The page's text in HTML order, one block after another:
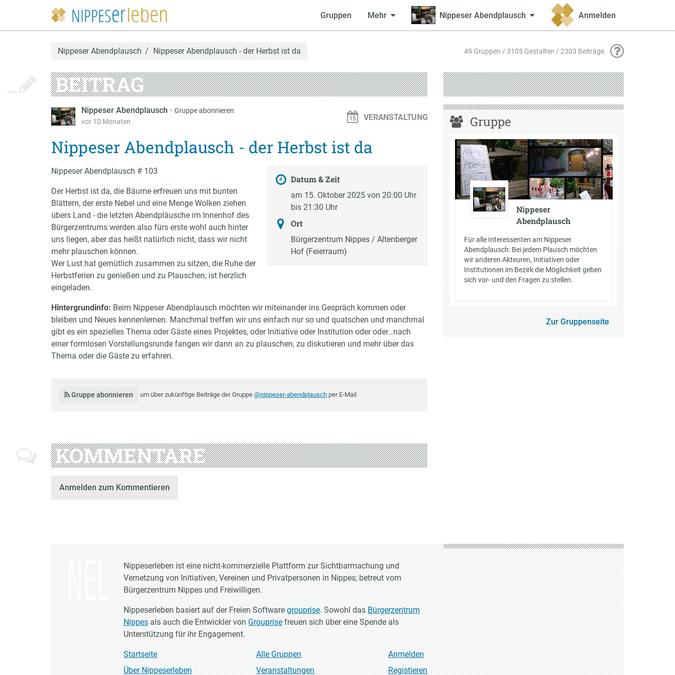
Gruppen Mehr Nippeser Abendplausch Anmelden
Nippeser Abendplausch Nippeser Abendplausch - der Herbst ist da 49 Gruppen / 3105 Gestalten / 2303 Beiträge
BEITRAG
Nippeser Abendplausch · Gruppe abonnieren
vor 10 Monaten
VERANSTALTUNG
Nippeser Abendplausch - der Herbst ist da
Datum & Zeit
am 15. Oktober 2025 von 20:00 Uhr
bis 21:30 Uhr
Ort
Bürgerzentrum Nippes / Altenberger
Hof (Feierraum)
Nippeser Abendplausch # 103
Der Herbst ist da, die Bäume erfreuen uns mit bunten
Blättern, der erste Nebel und eine Menge Wolken ziehen
übers Land - die letzten Abendpläusche im Innenhof des
Bürgerzentrums werden also fürs erste wohl auch hinter
uns liegen, aber das heißt natürlich nicht, dass wir nicht
mehr plauschen können.
Wer Lust hat gemütlich zusammen zu sitzen, die Ruhe der
Herbstferien zu genießen und zu Plauschen, ist herzlich
eingeladen.
Hintergrundinfo: Beim Nippeser Abendplausch möchten wir miteinander ins Gespräch kommen oder
bleiben und Neues kennenlernen. Manchmal treffen wir uns einfach nur so und quatschen und manchmal
gibt es ein spezielles Thema oder Gäste eines Projektes, oder Initiative oder Institution oder oder…nach
einer formlosen Vorstellungsrunde fangen wir dann an zu plauschen, zu diskutieren und mehr über das
Thema oder die Gäste zu erfahren.
Gruppe abonnieren um über zukünftige Beiträge der Gruppe@nippeser-abendplausch per E-Mail
KOMMENTARE
Anmelden zum Kommentieren
Gruppe
Nippeser
Abendplausch
Für alle Interessenten am Nippeser
Abendplausch: Bei jedem Plausch möchten
wir anderen Akteuren, Initiativen oder
Institutionen im Bezirk die Möglichkeit geben
sich vor- und den Fragen zu stellen.
Zur Gruppenseite
Nippeserleben ist eine nicht-kommerzielle Plattform zur Sichtbarmachung und
Vernetzung von Initiativen, Vereinen und Privatpersonen in Nippes; betreut vom
Bürgerzentrum Nippes und Freiwilligen.
Nippeserleben basiert auf der Freien Softwaregrouprise. Sowohl dasBürgerzentrum
Nippesals auch die Entwickler vonGrouprisefreuen sich über eine Spende als
Unterstützung für ihr Engagement.
Startseite
Über Nippeserleben
Alle Gruppen
Veranstaltungen
Anmelden
Registieren